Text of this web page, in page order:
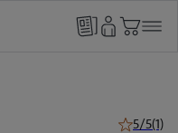
5/5(1)